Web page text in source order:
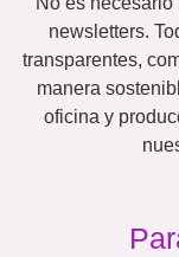
Estacional